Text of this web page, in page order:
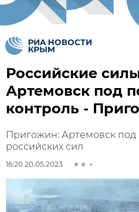
Российские
Артемовск под
контроль -
Пригожин: Артемовск
российских сил
16:20 20.05.2023